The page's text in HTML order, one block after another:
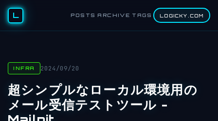
L POSTS ARCHIVE TAGS LOGICKY.COM
INFRA 2024/09/20
超シンプルなローカル環境用の
メール受信テストツール -